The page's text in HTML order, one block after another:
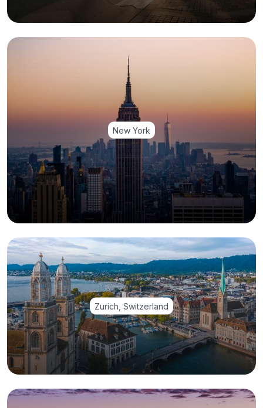
New York
Zurich, Switzerland